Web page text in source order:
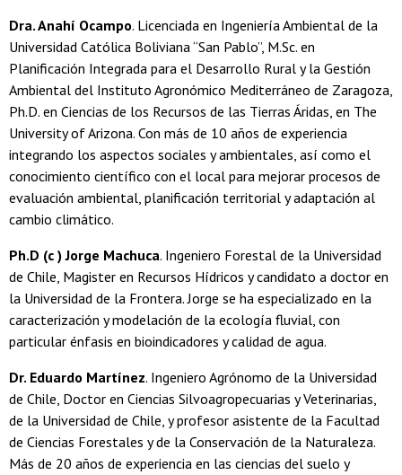
Dra. Anahí Ocampo. Licenciada en Ingeniería Ambiental de la
Universidad Católica Boliviana “San Pablo”, M.Sc. en
Planificación Integrada para el Desarrollo Rural y la Gestión
Ambiental del Instituto Agronómico Mediterráneo de Zaragoza,
Ph.D. en Ciencias de los Recursos de las Tierras Áridas, en The
University of Arizona. Con más de 10 años de experiencia
integrando los aspectos sociales y ambientales, así como el
conocimiento científico con el local para mejorar procesos de
evaluación ambiental, planificación territorial y adaptación al
cambio climático.
Ph.D (c ) Jorge Machuca. Ingeniero Forestal de la Universidad
de Chile, Magister en Recursos Hídricos y candidato a doctor en
la Universidad de la Frontera. Jorge se ha especializado en la
caracterización y modelación de la ecología fluvial, con
particular énfasis en bioindicadores y calidad de agua.
Dr. Eduardo Martínez. Ingeniero Agrónomo de la Universidad
de Chile, Doctor en Ciencias Silvoagropecuarias y Veterinarias,
de la Universidad de Chile, y profesor asistente de la Facultad
de Ciencias Forestales y de la Conservación de la Naturaleza.
Más de 20 años de experiencia en las ciencias del suelo y